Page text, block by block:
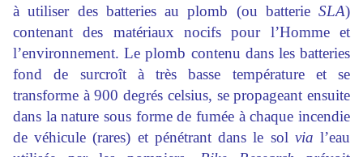
à utiliser des batteries au plomb (ou batterie SLA)
contenant des matériaux nocifs pour l’Homme et
l’environnement. Le plomb contenu dans les batteries
fond de surcroît à très basse température et se
transforme à 900 degrés celsius, se propageant ensuite
dans la nature sous forme de fumée à chaque incendie
de véhicule (rares) et pénétrant dans le sol via l’eau